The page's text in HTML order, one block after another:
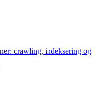
crawling, indeksering og